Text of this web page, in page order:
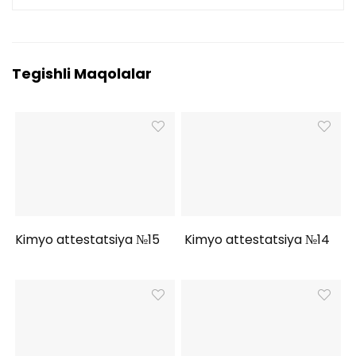
Tegishli Maqolalar
Kimyo attestatsiya №15 Kimyo attestatsiya №14